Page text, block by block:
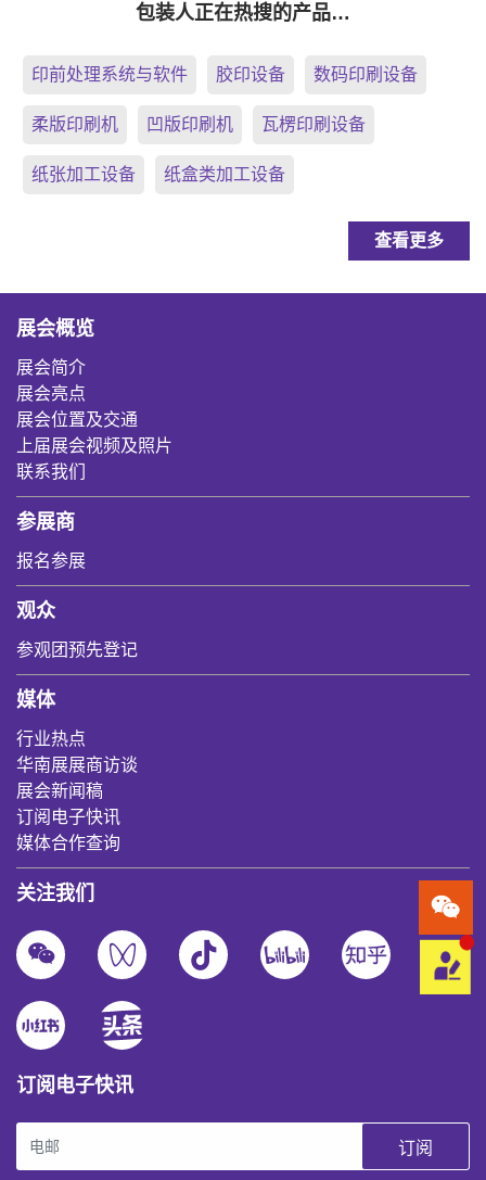
包装人正在热搜的产品…
印前处理系统与软件 胶印设备 数码印刷设备
柔版印刷机 凹版印刷机 瓦楞印刷设备
纸张加工设备 纸盒类加工设备
查看更多
展会概览
展会简介
展会亮点
展会位置及交通
上届展会视频及照片
联系我们
参展商
报名参展
观众
参观团预先登记
媒体
行业热点
华南展展商访谈
展会新闻稿
订阅电子快讯
媒体合作查询
关注我们
订阅电子快讯
订阅